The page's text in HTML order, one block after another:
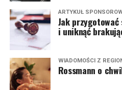
ARTYKUŁ
Jak
i uniknąć
WIADOMOŚCI Z
Rossmann o